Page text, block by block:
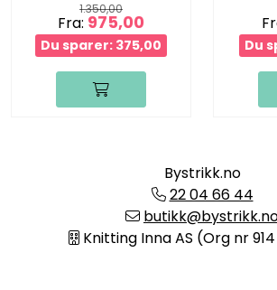
1.350,00
Fra: 975,00
Du sparer: 375,00 Du
Bystrikk.no
22 04 66 44
Knitting Inna AS (Org nr